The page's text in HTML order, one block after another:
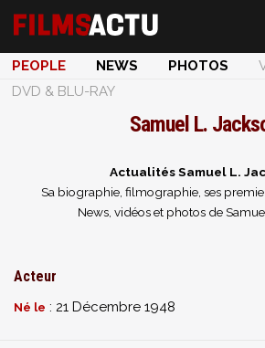
PEOPLE NEWS PHOTOS
DVD & BLU-RAY
Samuel L.
Actualités Samuel L.
Sa biographie, filmographie, ses
News, vidéos et photos de
Acteur
Né le : 21 Décembre 1948